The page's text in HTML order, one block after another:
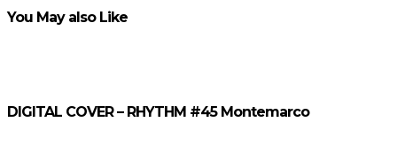
You May also Like
DIGITAL COVER – RHYTHM #45 Montemarco